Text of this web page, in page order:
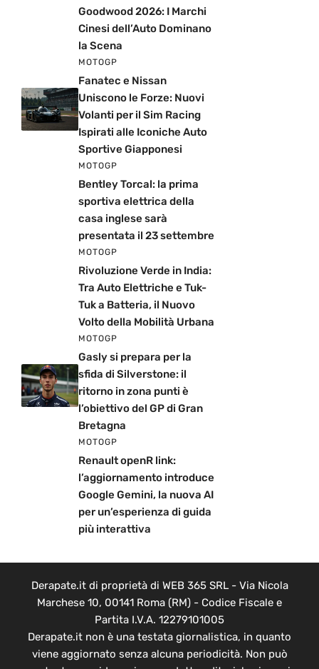
Goodwood 2026: I Marchi
Cinesi dell’Auto Dominano
la Scena
MOTOGP
Fanatec e Nissan
Uniscono le Forze: Nuovi
Volanti per il Sim Racing
Ispirati alle Iconiche Auto
Sportive Giapponesi
MOTOGP
Bentley Torcal: la prima
sportiva elettrica della
casa inglese sarà
presentata il 23 settembre
MOTOGP
Rivoluzione Verde in India:
Tra Auto Elettriche e Tuk-
Tuk a Batteria, il Nuovo
Volto della Mobilità Urbana
MOTOGP
Gasly si prepara per la
sfida di Silverstone: il
ritorno in zona punti è
l’obiettivo del GP di Gran
Bretagna
MOTOGP
Renault openR link:
l’aggiornamento introduce
Google Gemini, la nuova AI
per un’esperienza di guida
più interattiva
Derapate.it di proprietà di WEB 365 SRL - Via Nicola
Marchese 10, 00141 Roma (RM) - Codice Fiscale e
Partita I.V.A. 12279101005
Derapate.it non è una testata giornalistica, in quanto
viene aggiornato senza alcuna periodicità. Non può